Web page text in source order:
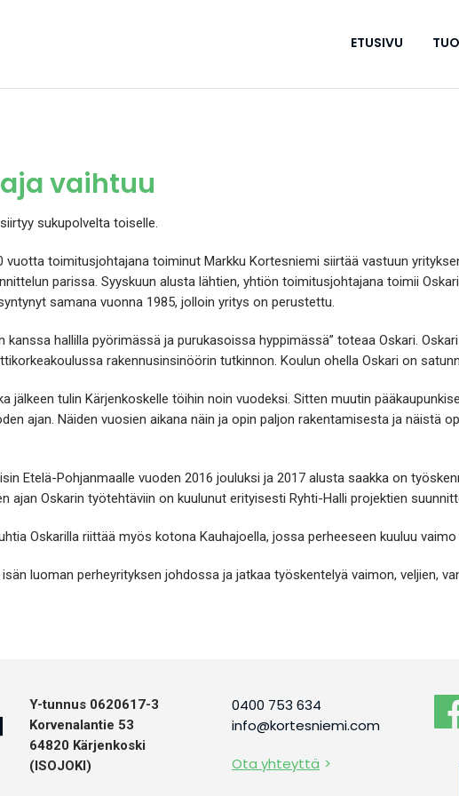
ETUSIVU
vaihtuu
sukupolvelta toiselle.
vuotta toimitusjohtajana toiminut Markku Kortesniemi siirtää vastuun
parissa. Syyskuun alusta lähtien, yhtiön toimitusjohtajana toimii
samana vuonna 1985, jolloin yritys on perustettu.
kanssa hallilla pyörimässä ja purukasoissa hyppimässä” toteaa Oskari.
rakennusinsinöörin tutkinnon. Koulun ohella Oskari on
jälkeen tulin Kärjenkoskelle töihin noin vuodeksi. Sitten muutin
ajan. Näiden vuosien aikana näin ja opin paljon rakentamisesta ja näistä
Etelä-Pohjanmaalle vuoden 2016 jouluksi ja 2017 alusta saakka on
ajan Oskarin työtehtäviin on kuulunut erityisesti Ryhti-Halli projektien
Oskarilla riittää myös kotona Kauhajoella, jossa perheeseen kuuluu
luoman perheyrityksen johdossa ja jatkaa työskentelyä vaimon, veljien,
Y-tunnus 0620617-3
Korvenalantie 53
64820 Kärjenkoski
(ISOJOKI)
0400 753 634
info@kortesniemi.com
Ota yhteyttä